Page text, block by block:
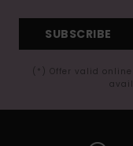
SUBSCRIBE
(*) Offer valid